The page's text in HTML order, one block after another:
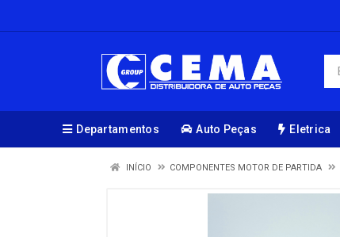
Departamentos Auto Peças Eletrica
INÍCIO COMPONENTES MOTOR DE PARTIDA